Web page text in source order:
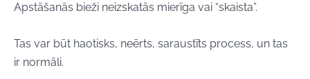
Apstāšanās bieži neizskatās mierīga vai “skaista”.
Tas var būt haotisks, neērts, saraustīts process, un tas
ir normāli.